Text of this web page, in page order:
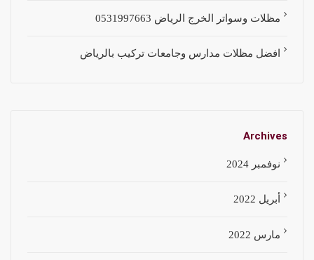
مظلات وسواتر الخرج الرياض 0531997663
افضل مظلات مدارس وجامعات تركيب بالرياض
Archives
نوفمبر 2024
أبريل 2022
مارس 2022